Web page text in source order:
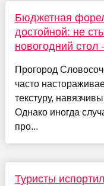
Бюджетная
достойной: не
новогодний
Прогород
часто
текстуру,
Однако иногда
про...
Туристы